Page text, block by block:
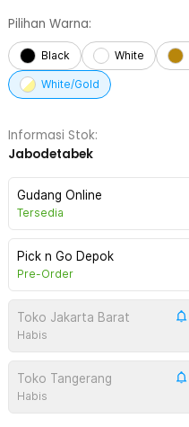
Pilihan Warna:
Black White
White/Gold
Informasi Stok:
Jabodetabek
Gudang Online
Tersedia
Pick n Go Depok
Pre-Order
Toko Jakarta Barat
Habis
Toko Tangerang
Habis